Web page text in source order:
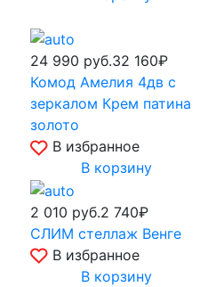
24 990 руб.32 160₽
Комод Амелия 4дв с
зеркалом Крем патина
золото
В избранное
В корзину
2 010 руб.2 740₽
СЛИМ стеллаж Венге
В избранное
В корзину